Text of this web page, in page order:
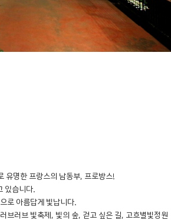
유명한 프랑스의 남동부, 프로방스!
있습니다.
로 아름답게 빛납니다.
브러브 빛축제, 빛의 숲, 걷고 싶은 길, 고흐별빛정원